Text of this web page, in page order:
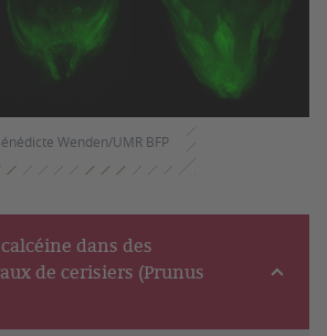
Wenden/UMR BFP
dans des
de cerisiers (Prunus